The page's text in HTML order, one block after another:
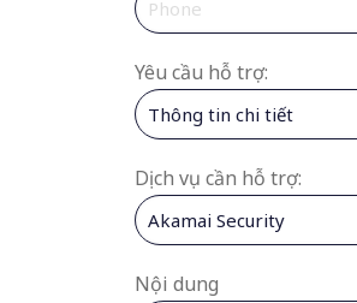
Yêu cầu hỗ trợ:
Dịch vụ cần hỗ trợ:
Nội dung